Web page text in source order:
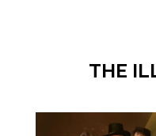
THE